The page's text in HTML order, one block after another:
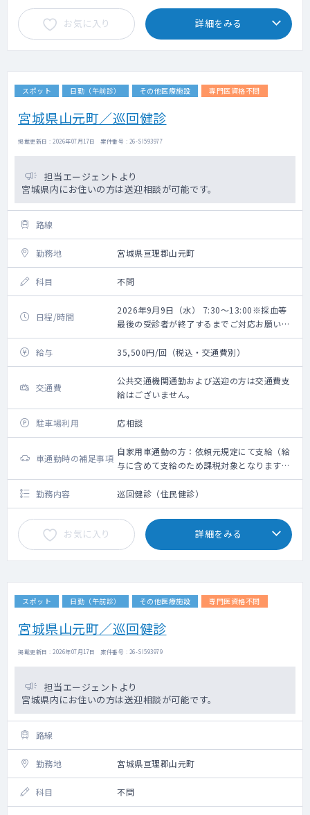
お気に入り 詳細をみる
スポット 日勤（午前診） その他医療施設 専門医資格不問
宮城県山元町／巡回健診
掲載更新日 : 2026年07月17日 案件番号 : 26-SI593977
担当エージェントより
宮城県内にお住いの方は送迎相談が可能です。
路線
勤務地 宮城県亘理郡山元町
科目 不問
日程/時間
2026年9月9日（水） 7:30～13:00※採血等
最後の受診者が終了するまでご対応お願いい
たします。
給与
35,500円/回（税込・交通費別）
交通費
公共交通機関通勤および送迎の方は交通費支
給はございません。
駐車場利用 応相談
車通勤時の補足事項
自家用車通勤の方：依頼元規定にて支給（給
与に含めて支給のため課税対象となります。
備考欄参照ください）
勤務内容
巡回健診（住民健診）
お気に入り 詳細をみる
スポット 日勤（午前診） その他医療施設 専門医資格不問
宮城県山元町／巡回健診
掲載更新日 : 2026年07月17日 案件番号 : 26-SI593979
担当エージェントより
宮城県内にお住いの方は送迎相談が可能です。
路線
勤務地 宮城県亘理郡山元町
科目 不問